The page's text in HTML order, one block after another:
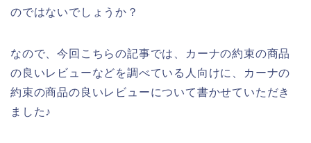
のではないでしょうか？
なので、今回こちらの記事では、カーナの約束の商品
の良いレビューなどを調べている人向けに、カーナの
約束の商品の良いレビューについて書かせていただき
ました♪